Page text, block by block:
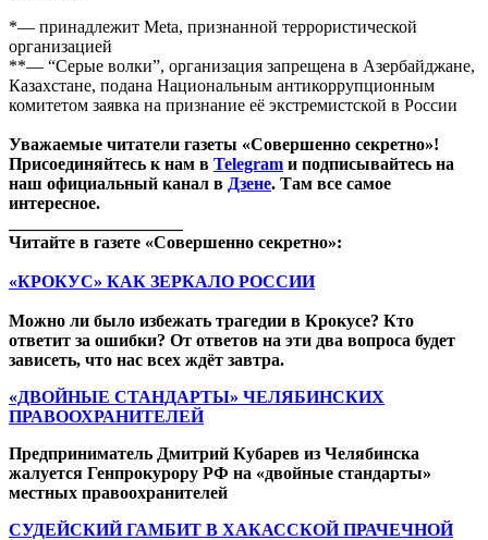
*— принадлежит Meta, признанной террористической
организацией
**— “Серые волки”, организация запрещена в Азербайджане,
Казахстане, подана Национальным антикоррупционным
комитетом заявка на признание её экстремистской в России
Уважаемые читатели газеты «Совершенно секретно»!
Присоединяйтесь к нам в Telegram и подписывайтесь на
наш официальный канал в Дзене. Там все самое
интересное.
Читайте в газете «Совершенно секретно»:
«КРОКУС» КАК ЗЕРКАЛО РОССИИ
Можно ли было избежать трагедии в Крокусе? Кто
ответит за ошибки? От ответов на эти два вопроса будет
зависеть, что нас всех ждёт завтра.
«ДВОЙНЫЕ СТАНДАРТЫ» ЧЕЛЯБИНСКИХ
ПРАВООХРАНИТЕЛЕЙ
Предприниматель Дмитрий Кубарев из Челябинска
жалуется Генпрокурору РФ на «двойные стандарты»
местных правоохранителей
СУДЕЙСКИЙ ГАМБИТ В ХАКАССКОЙ ПРАЧЕЧНОЙ